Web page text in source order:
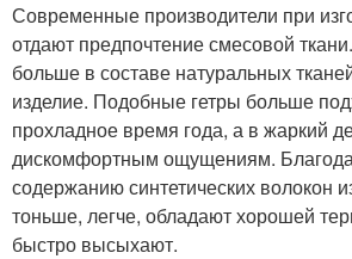
Современные производители при
отдают предпочтение смесовой
больше в составе натуральных
изделие. Подобные гетры больше
прохладное время года, а в жаркий
дискомфортным ощущениям.
содержанию синтетических волокон
тоньше, легче, обладают хорошей
быстро высыхают.